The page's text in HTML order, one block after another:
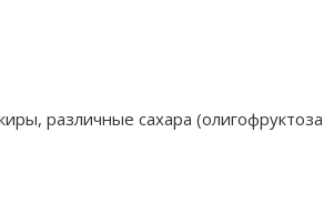
различные сахара